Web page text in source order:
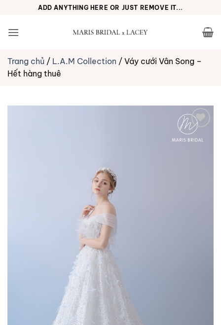
nội
ADD ANYTHING HERE OR JUST REMOVE IT...
Trang chủ / L.A.M Collection / Váy cưới Vân Song –
Hết hàng thuê
Yêu